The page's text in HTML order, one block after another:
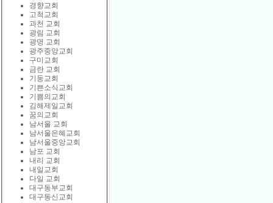
경향교회
고척교회
과천 교회
광림 교회
광명 교회
광주중앙교회
구미교회
금란 교회
기둥교회
기쁜소식교회
기쁨의교회
김해제일교회
꿈의교회
남서울 교회
남서울은혜교회
남서울중앙교회
남포 교회
내리 교회
내일교회
다일 교회
대구동부교회
대구동신교회